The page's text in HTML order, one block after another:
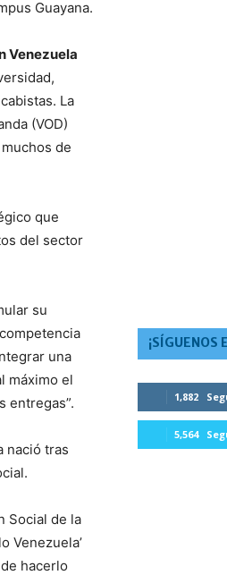
Guayana.
Venezuela
La
(VOD)
de
que
del sector
su
una
máximo el
entregas”.
nació tras
Social de la
Venezuela’
hacerlo
¡SÍGUENOS
1,882
5,564